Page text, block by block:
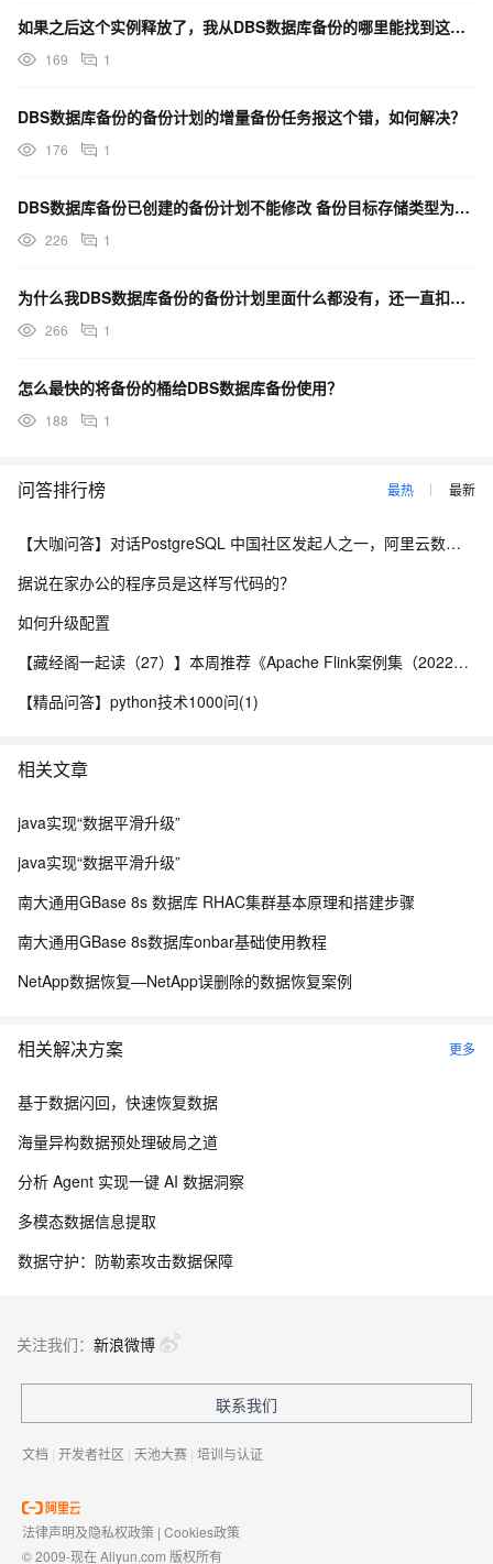
如果之后这个实例释放了，我从DBS数据库备份的哪里能找到这个备份的入口进行还原？
169 1
DBS数据库备份的备份计划的增量备份任务报这个错，如何解决？
176 1
DBS数据库备份已创建的备份计划不能修改 备份目标存储类型为OSS么？
226 1
为什么我DBS数据库备份的备份计划里面什么都没有，还一直扣我钱？
266 1
怎么最快的将备份的桶给DBS数据库备份使用？
188 1
问答排行榜 最热 最新
【大咖问答】对话PostgreSQL 中国社区发起人之一，阿里云数据库高级专家 德哥
据说在家办公的程序员是这样写代码的？
如何升级配置
【藏经阁一起读（27）】本周推荐《Apache Flink案例集（2022版）》，你有哪些心得？
【精品问答】python技术1000问(1)
相关文章
java实现“数据平滑升级”
java实现“数据平滑升级”
南大通用GBase 8s 数据库 RHAC集群基本原理和搭建步骤
南大通用GBase 8s数据库onbar基础使用教程
NetApp数据恢复—NetApp误删除的数据恢复案例
相关解决方案 更多
基于数据闪回，快速恢复数据
海量异构数据预处理破局之道
分析 Agent 实现一键 AI 数据洞察
多模态数据信息提取
数据守护：防勒索攻击数据保障
关注我们： 新浪微博
联系我们
文档 | 开发者社区 | 天池大赛 | 培训与认证
法律声明及隐私权政策 | Cookies政策
© 2009-现在 Aliyun.com 版权所有